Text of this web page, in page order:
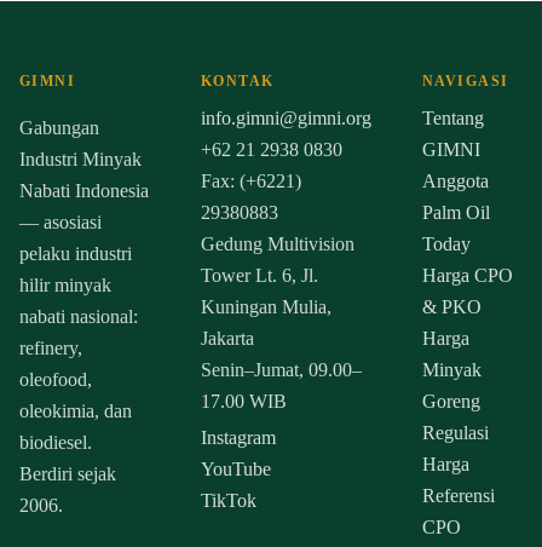
GIMNI
Gabungan
Industri Minyak
Nabati Indonesia
— asosiasi
pelaku industri
hilir minyak
nabati nasional:
refinery,
oleofood,
oleokimia, dan
biodiesel.
Berdiri sejak
2006.
KONTAK
info.gimni@gimni.org
+62 21 2938 0830
Fax: (+6221)
29380883
Gedung Multivision
Tower Lt. 6, Jl.
Kuningan Mulia,
Jakarta
Senin–Jumat, 09.00–
17.00 WIB
Instagram
YouTube
TikTok
NAVIGASI
Tentang
GIMNI
Anggota
Palm Oil
Today
Harga CPO
& PKO
Harga
Minyak
Goreng
Regulasi
Harga
Referensi
CPO